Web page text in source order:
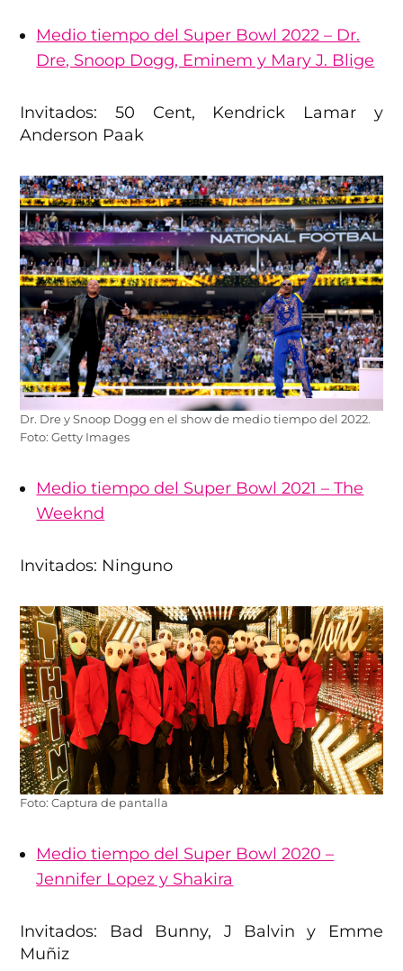
Medio tiempo del Super Bowl 2022 – Dr.
Dre, Snoop Dogg, Eminem y Mary J. Blige
Invitados: 50 Cent, Kendrick Lamar y
Anderson Paak
Dr. Dre y Snoop Dogg en el show de medio tiempo del 2022.
Foto: Getty Images
Medio tiempo del Super Bowl 2021 – The
Weeknd
Invitados: Ninguno
Foto: Captura de pantalla
Medio tiempo del Super Bowl 2020 –
Jennifer Lopez y Shakira
Invitados: Bad Bunny, J Balvin y Emme
Muñiz